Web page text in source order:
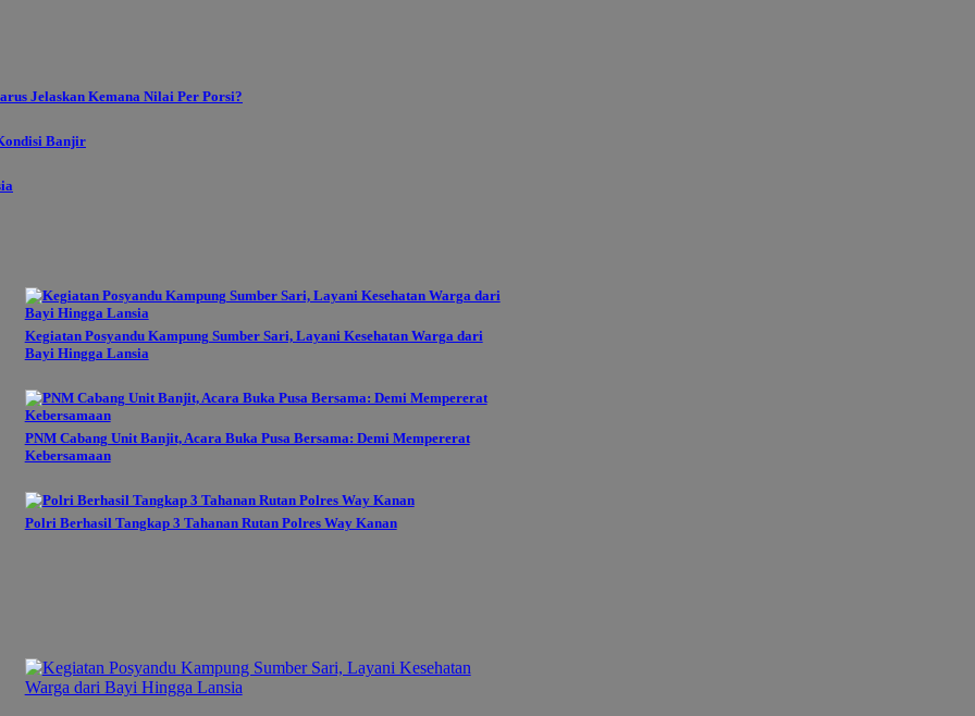
Jelaskan Kemana Nilai Per Porsi?
Banjir
Kegiatan Posyandu Kampung Sumber Sari, Layani Kesehatan Warga dari
Bayi Hingga Lansia
PNM Cabang Unit Banjit, Acara Buka Pusa Bersama: Demi Mempererat
Kebersamaan
Polri Berhasil Tangkap 3 Tahanan Rutan Polres Way Kanan